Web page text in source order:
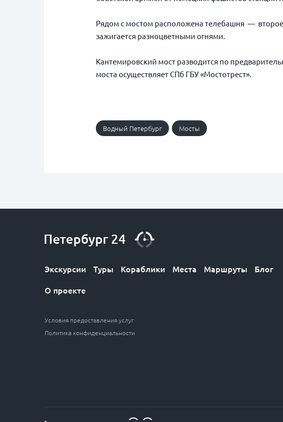
Рядом с мостом расположена телебашня — второе
зажигается разноцветными огнями.
Кантемировский мост разводится по
моста осуществляет СПб ГБУ «Мостотрест».
Водный Петербург Мосты
Экскурсии Туры Кораблики Места Маршруты
Блог
О проекте
Условия предоставления услуг
Политика конфиденциальности